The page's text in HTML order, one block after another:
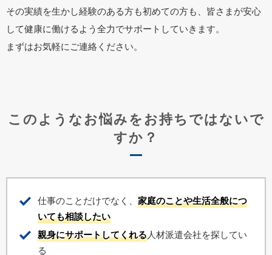
その実績を生かし経験のある方も初めての方も、皆さまが安心
して健康に働けるよう全力でサポートしていきます。
まずはお気軽にご連絡ください。
このようなお悩みをお持ちではないで
すか？
仕事のことだけでなく、 家庭のことや生活全般につ
いても相談したい
親身にサポートしてくれる人材派遣会社を探してい
る